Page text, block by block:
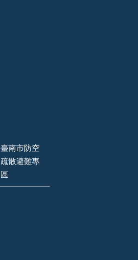
臺南市防空
疏散避難專
區